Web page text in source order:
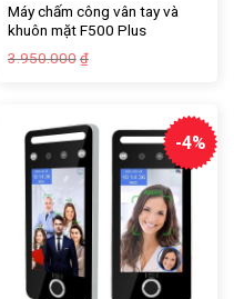
Máy chấm công vân tay và
khuôn mặt F500 Plus
3.950.000 ₫
-4%